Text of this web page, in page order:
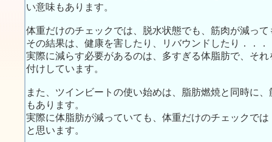
い意味もあります。
体重だけのチェックでは、脱水状態でも、筋肉が減っ
その結果は、健康を害したり、リバウンドしたり．．．
実際に減らす必要があるのは、多すぎる体脂肪で、そ
付けしています。
また、ツインビートの使い始めは、脂肪燃焼と同時に
もあります。
実際に体脂肪が減っていても、体重だけのチェックで
と思います。